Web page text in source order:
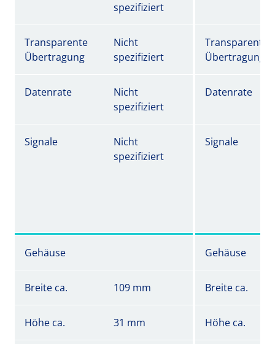
spezifiziert
Transparente
Übertragung
Nicht
spezifiziert
Transparente
Übertragung
Datenrate
Nicht
spezifiziert
Datenrate
Signale
Nicht
spezifiziert
Signale
Gehäuse Gehäuse
Breite ca. 109 mm Breite ca.
Höhe ca. 31 mm Höhe ca.